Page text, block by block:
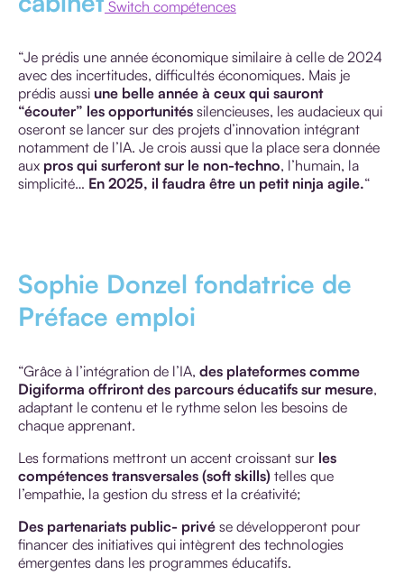
Switch compétences
“Je prédis une année économique similaire à celle de 2024
avec des incertitudes, difficultés économiques. Mais je
prédis aussi une belle année à ceux qui sauront
“écouter” les opportunités silencieuses, les audacieux qui
oseront se lancer sur des projets d’innovation intégrant
notamment de l’IA. Je crois aussi que la place sera donnée
aux pros qui surferont sur le non-techno, l’humain, la
simplicité… En 2025, il faudra être un petit ninja agile.“
Sophie Donzel fondatrice de
Préface emploi
“Grâce à l’intégration de l’IA, des plateformes comme
Digiforma offriront des parcours éducatifs sur mesure,
adaptant le contenu et le rythme selon les besoins de
chaque apprenant.
Les formations mettront un accent croissant sur les
compétences transversales (soft skills) telles que
l’empathie, la gestion du stress et la créativité;
Des partenariats public- privé se développeront pour
financer des initiatives qui intègrent des technologies
émergentes dans les programmes éducatifs.